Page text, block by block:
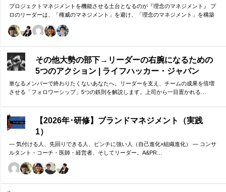
プロジェクトマネジメントを機能させる土台となるのが『理念のマネジメント』 プ
ロのリーダーは、「権威のマネジメント」を避け、「理念のマネジメント」を構築
に尊重する文化を構築したいリーダーのための研修です。
その他大勢の部下→リーダーの右腕になるための
5つのアクション | ライフハッカー・ジャパン
単なるメンバーで終わりたくないあなたへ。リーダーを支え、チームの成果を倍増
させる「フォロワーシップ」5つの鉄則を解説します。上司から一目置かれる…
【2026年･研修】ブランドマネジメント（実践
1）
― 気付ける人、先回りできる人、ピンチに強い人（自己進化×組織進化） ― コンサ
ルタント・コーチ・医師・経営者、そしてリーダー。A&PR…